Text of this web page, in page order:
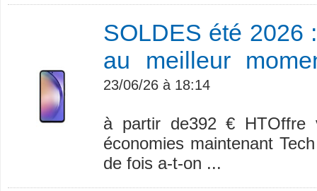
SOLDES été 2026
au meilleur
23/06/26 à 18:14
à partir de392 € HTOffre
économies maintenant
de fois a-t-on ...